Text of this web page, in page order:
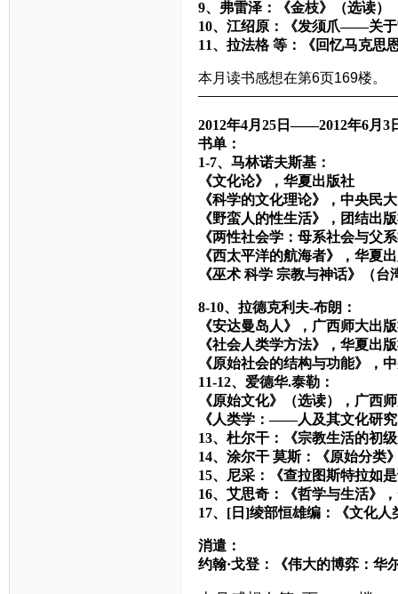
9、弗雷泽：《金枝》（选读）
10、江绍原：《发须爪——关
11、拉法格 等：《回忆马克思
本月读书感想在第6页169楼。
2012年4月25日——2012年6月3
书单：
1-7、马林诺夫斯基：
《文化论》，华夏出版社
《科学的文化理论》，中央民
《野蛮人的性生活》，团结出
《两性社会学：母系社会与父
《西太平洋的航海者》，华夏
《巫术 科学 宗教与神话》（台
8-10、拉德克利夫-布朗：
《安达曼岛人》，广西师大出
《社会人类学方法》，华夏出
《原始社会的结构与功能》，
11-12、爱德华.泰勒：
《原始文化》（选读），广西
《人类学：——人及其文化研
13、杜尔干：《宗教生活的初
14、涂尔干 莫斯：《原始分类
15、尼采：《查拉图斯特拉如
16、艾思奇：《哲学与生活》
17、[日]绫部恒雄编：《文化人
消遣：
约翰·戈登：《伟大的博弈：华